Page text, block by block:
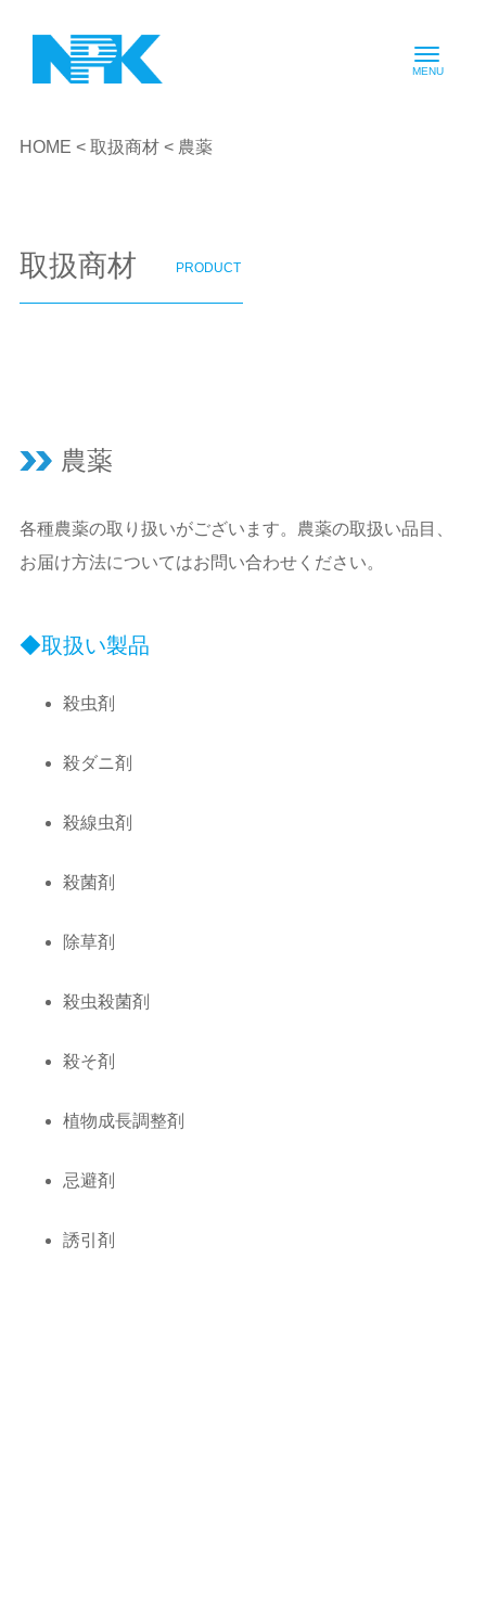
HOME < 取扱商材< 農薬
取扱商材 PRODUCT
農薬
各種農薬の取り扱いがございます。農薬の取扱い品目、
お届け方法についてはお問い合わせください。
取扱い製品
殺虫剤
殺ダニ剤
殺線虫剤
殺菌剤
除草剤
殺虫殺菌剤
殺そ剤
植物成長調整剤
忌避剤
誘引剤